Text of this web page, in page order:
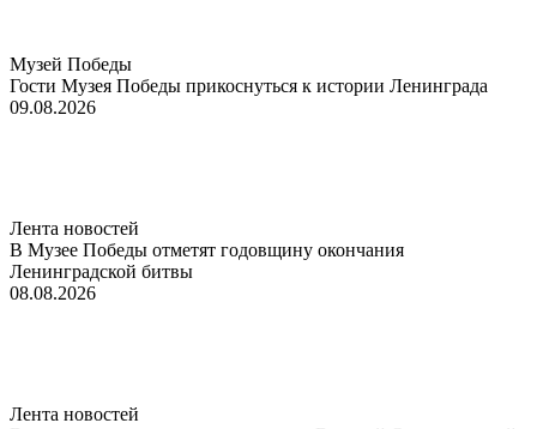
Музей Победы
Гости Музея Победы прикоснуться к истории Ленинграда
09.08.2026
Лента новостей
В Музее Победы отметят годовщину окончания
Ленинградской битвы
08.08.2026
Лента новостей